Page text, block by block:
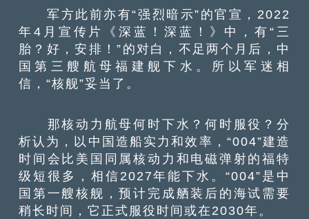
军方此前亦有“强烈暗示”的官宣，2022
年4月宣传片《深蓝！深蓝！》中，有“三
胎？好，安排！”的对白，不足两个月后，中
国第三艘航母福建舰下水。所以军迷相
信，“核舰”妥当了。
那核动力航母何时下水？何时服役？分
析认为，以中国造船实力和效率，“004”建造
时间会比美国同属核动力和电磁弹射的福特
级短很多，相信2027年能下水。“004”是中
国第一艘核舰，预计完成舾装后的海试需要
稍长时间，它正式服役时间或在2030年。